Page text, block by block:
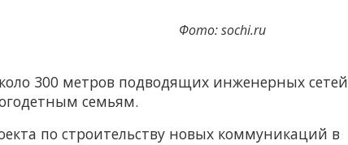
Фото: sochi.ru
300 метров подводящих инженерных сетей
семьям.
по строительству новых коммуникаций в